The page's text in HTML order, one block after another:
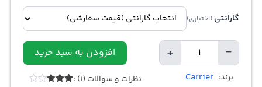
گارانتی (اختیاری)
−
تعداد + افزودن به سبد خرید
برند: Carrier نظرات و سوالات (1) :